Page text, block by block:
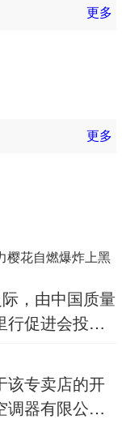
更多
更多
樱花自燃爆炸上黑
，由中国质量
行促进会投诉
该专卖店的开
调器有限公司